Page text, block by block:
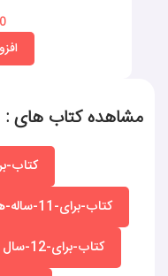
مشاهده کتاب های :
کتاب-
کتاب-برای-11-ساله-ها
کتاب-برای-12-سال